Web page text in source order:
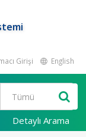
Girişi English
Detaylı Arama